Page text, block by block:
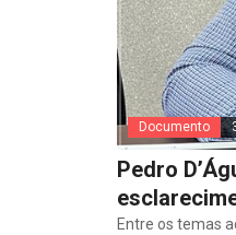
Documento
Pedro
Entre os temas